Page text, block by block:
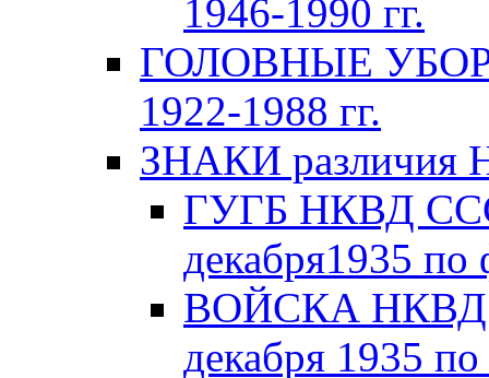
1946-1990 гг.
ГОЛОВНЫЕ
1922-1988 гг.
ЗНАКИ различия
ГУГБ НКВД
декабря1935 по
ВОЙСКА НКВД
декабря 1935